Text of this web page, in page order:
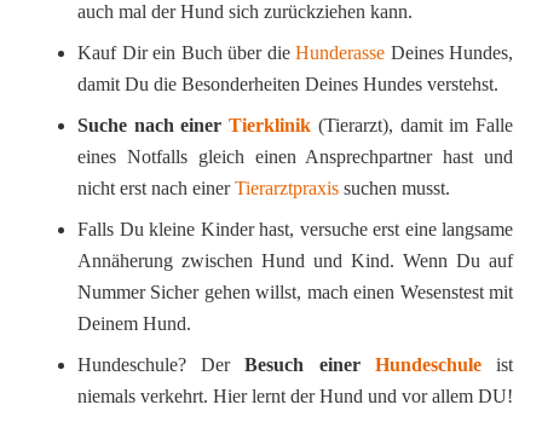
auch mal der Hund sich zurückziehen kann.
Kauf Dir ein Buch über die Hunderasse Deines Hundes,
damit Du die Besonderheiten Deines Hundes verstehst.
Suche nach einerTierklinik (Tierarzt), damit im Falle
eines Notfalls gleich einen Ansprechpartner hast und
nicht erst nach einerTierarztpraxis suchen musst.
Falls Du kleine Kinder hast, versuche erst eine langsame
Annäherung zwischen Hund und Kind. Wenn Du auf
Nummer Sicher gehen willst, mach einen Wesenstest mit
Deinem Hund.
Hundeschule? DerBesuch einer Hundeschule
ist
niemals verkehrt. Hier lernt der Hund und vor allem DU!